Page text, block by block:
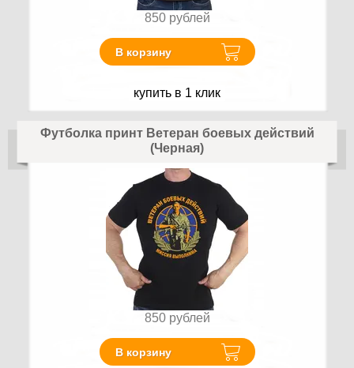
850 рублей
В корзину
купить в 1 клик
Футболка принт Ветеран боевых действий
(Черная)
850 рублей
В корзину